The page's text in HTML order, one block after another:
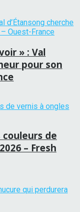
» : Val
pour son
couleurs de
– Fresh